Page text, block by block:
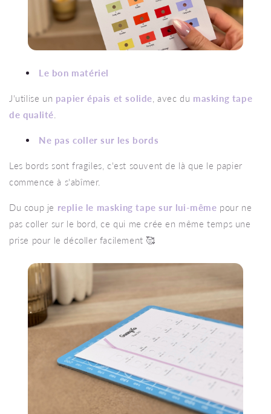
Le bon matériel
J'utilise un papier épais et solide , avec du masking tape
de qualité
Ne pas coller sur les bords
Les bords sont fragiles, c'est souvent de là que le papier
commence à s'abîmer.
Du coup je replie le masking tape sur lui-même pour ne
pas coller sur le bord, ce qui me crée en même temps une
prise pour le décoller facilement 🥰